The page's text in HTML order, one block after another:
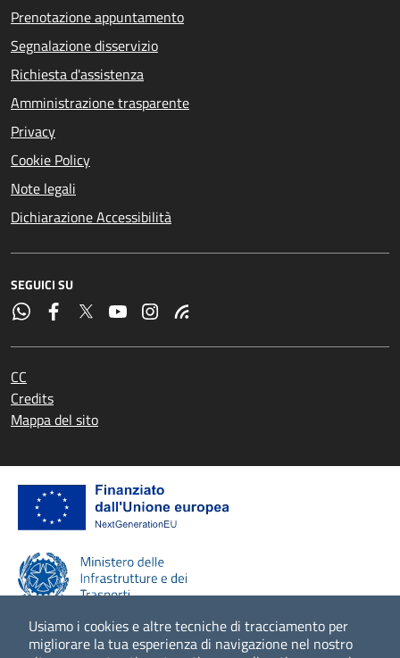
Usiamo i cookies e altre tecniche di tracciamento per
migliorare la tua esperienza di navigazione nel nostro
Prenotazione appuntamento
Segnalazione disservizio
Richiesta d'assistenza
Amministrazione trasparente
Privacy
Cookie Policy
Note legali
Dichiarazione Accessibilità
SEGUICI SU
CC
Credits
Mappa del sito